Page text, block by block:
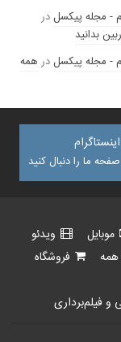
در
بدانید
در همه
اینستاگرام
صفحه ما را دنبال کنید
موبایل
ویدئو
همه
فروشگاه
فیلم‌برداری